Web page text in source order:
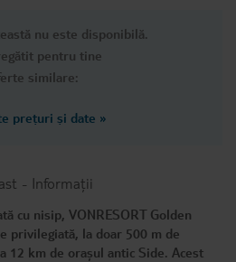
nu este disponibilă.
pentru tine
similare:
prețuri și date »
- Informații
cu nisip, VONRESORT Golden
privilegiată, la doar 500 m de
12 km de orașul antic Side. Acest